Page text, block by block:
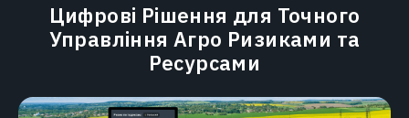
Цифрові Рішення для Точного
Управління Агро Ризиками та
Ресурсами